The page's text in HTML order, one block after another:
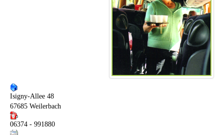
Isigny-Allee 48
67685 Weilerbach
06374 - 991880